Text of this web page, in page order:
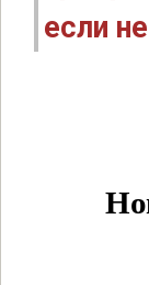
если